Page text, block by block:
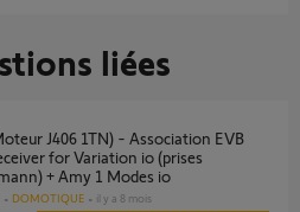
liées
for Variation io (prises
+ Amy 1 Modes io
DOMOTIQUE il y a 8 mois